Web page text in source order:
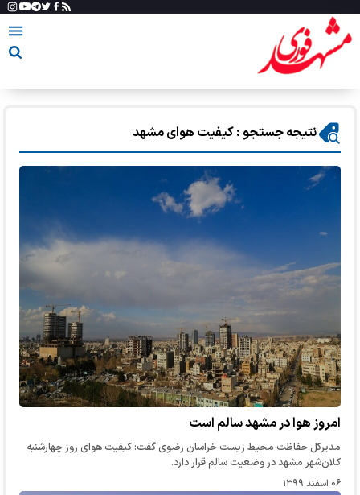
نتیجه جستجو : کیفیت هوای مشهد
امروز هوا در مشهد سالم است
مدیرکل حفاظت محیط زیست خراسان رضوی گفت: کیفیت هوای روز چهارشنبه
کلان‌شهر مشهد در وضعیت سالم قرار دارد.
۰۶ اسفند ۱۳۹۹